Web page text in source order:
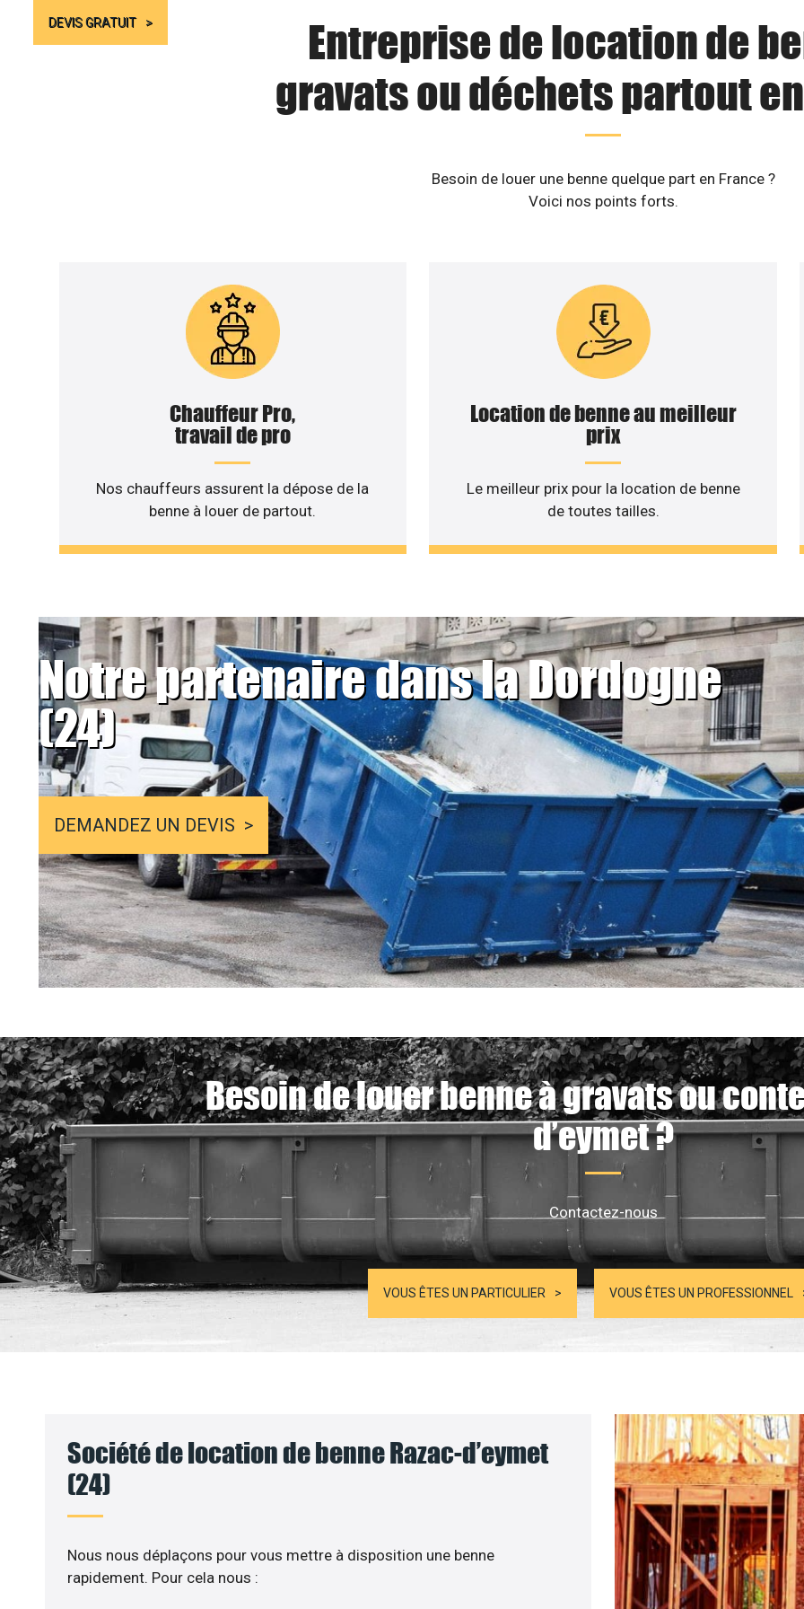
DEVIS GRATUIT
Entreprise de location de
gravats ou déchets partout
Besoin de louer une benne quelque part en France ?
Voici nos points forts.
Chauffeur Pro,
travail de pro
Nos chauffeurs assurent la dépose de la
benne à louer de partout.
Location de benne au meilleur
prix
Le meilleur prix pour la location de benne
de toutes tailles.
Notre partenaire dans la Dordogne
(24)
DEMANDEZ UN DEVIS
Besoin de louer benne à gravats ou
d’eymet ?
Contactez-nous
VOUS ÊTES UN PARTICULIER VOUS ÊTES UN PROFESSIONNEL
Société de location de benne Razac-d’eymet
(24)
Nous nous déplaçons pour vous mettre à disposition une benne
rapidement. Pour cela nous :